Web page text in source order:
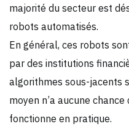
majorité du secteur est
robots automatisés.
En général, ces robots
par des institutions
algorithmes sous-jacents
moyen n’a aucune
fonctionne en pratique.